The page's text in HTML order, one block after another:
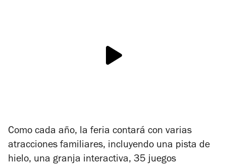
Como cada año, la feria contará con varias
atracciones familiares, incluyendo una pista de
hielo, una granja interactiva, 35 juegos